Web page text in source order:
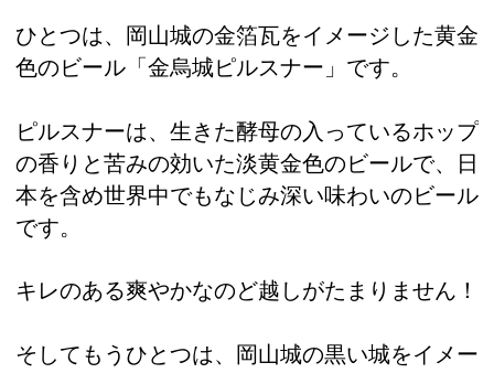
ひとつは、岡山城の金箔瓦をイメージした黄金
色のビール「金烏城ピルスナー」です。
ピルスナーは、生きた酵母の入っているホップ
の香りと苦みの効いた淡黄金色のビールで、日
本を含め世界中でもなじみ深い味わいのビール
です。
キレのある爽やかなのど越しがたまりません！
そしてもうひとつは、岡山城の黒い城をイメー